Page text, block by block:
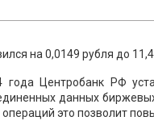
на 0,0149 рубля до
Центробанк РФ
данных
это позволит